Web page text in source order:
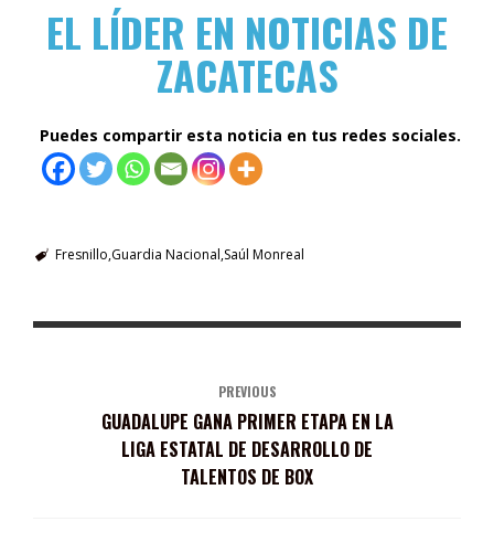
EL LÍDER EN NOTICIAS DE
ZACATECAS
Puedes compartir esta noticia en tus redes sociales.
Fresnillo Guardia Nacional Saúl Monreal
PREVIOUS
GUADALUPE GANA PRIMER ETAPA EN LA
LIGA ESTATAL DE DESARROLLO DE
TALENTOS DE BOX